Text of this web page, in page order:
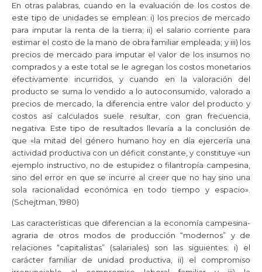
En otras palabras, cuando en la evaluación de los costos de
este tipo de unidades se emplean: i) los precios de mercado
para imputar la renta de la tierra; ii) el salario corriente para
estimar el costo de la mano de obra familiar empleada; y iii) los
precios de mercado para imputar el valor de los insumos no
comprados y a este total se le agregan los costos monetarios
efectivamente incurridos, y cuando en la valoración del
producto se suma lo vendido a lo autoconsumido, valorado a
precios de mercado, la diferencia entre valor del producto y
costos así calculados suele resultar, con gran frecuencia,
negativa. Este tipo de resultados llevaría a la conclusión de
que «la mitad del género humano hoy en día ejercería una
actividad productiva con un déficit constante, y constituye «un
ejemplo instructivo, no de estupidez o filantropía campesina,
sino del error en que se incurre al creer que no hay sino una
sola racionalidad económica en todo tiempo y espacio».
(Schejtman, 1980)
Las características que diferencian a la economía campesina-
agraria de otros modos de producción “modernos” y de
relaciones “capitalistas” (salariales) son las siguientes: i) el
carácter familiar de unidad productiva, ii) el compromiso